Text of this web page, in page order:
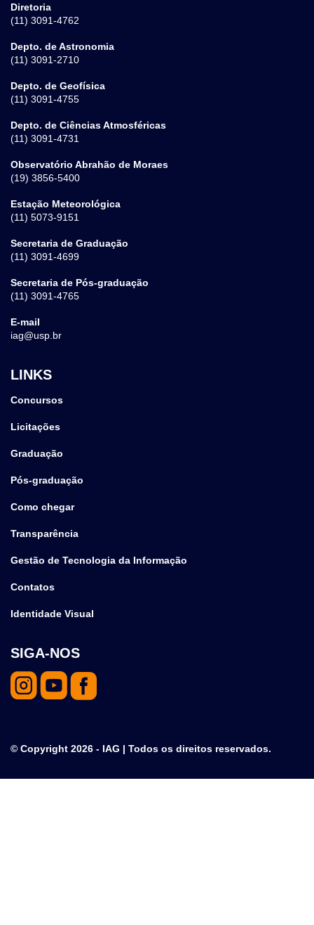
Diretoria
(11) 3091-4762
Depto. de Astronomia
(11) 3091-2710
Depto. de Geofísica
(11) 3091-4755
Depto. de Ciências Atmosféricas
(11) 3091-4731
Observatório Abrahão de Moraes
(19) 3856-5400
Estação Meteorológica
(11) 5073-9151
Secretaria de Graduação
(11) 3091-4699
Secretaria de Pós-graduação
(11) 3091-4765
E-mail
iag@usp.br
LINKS
Concursos
Licitações
Graduação
Pós-graduação
Como chegar
Transparência
Gestão de Tecnologia da Informação
Contatos
Identidade Visual
SIGA-NOS
© Copyright 2026 - IAG | Todos os direitos reservados.